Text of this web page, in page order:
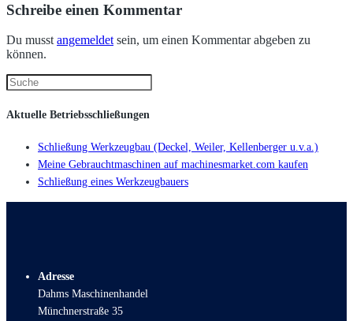
Schreibe einen Kommentar
Du musstangemeldetsein, um einen Kommentar abgeben zu
können.
Aktuelle Betriebsschließungen
Schließung Werkzeugbau (Deckel, Weiler, Kellenberger u.v.a.)
Meine Gebrauchtmaschinen auf machinesmarket.com kaufen
Schließung eines Werkzeugbauers
Adresse
Dahms Maschinenhandel
Münchnerstraße 35